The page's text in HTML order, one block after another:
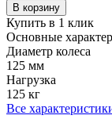
В корзину
Купить в 1 клик
Основные
Диаметр колеса
125 мм
Нагрузка
125 кг
Все